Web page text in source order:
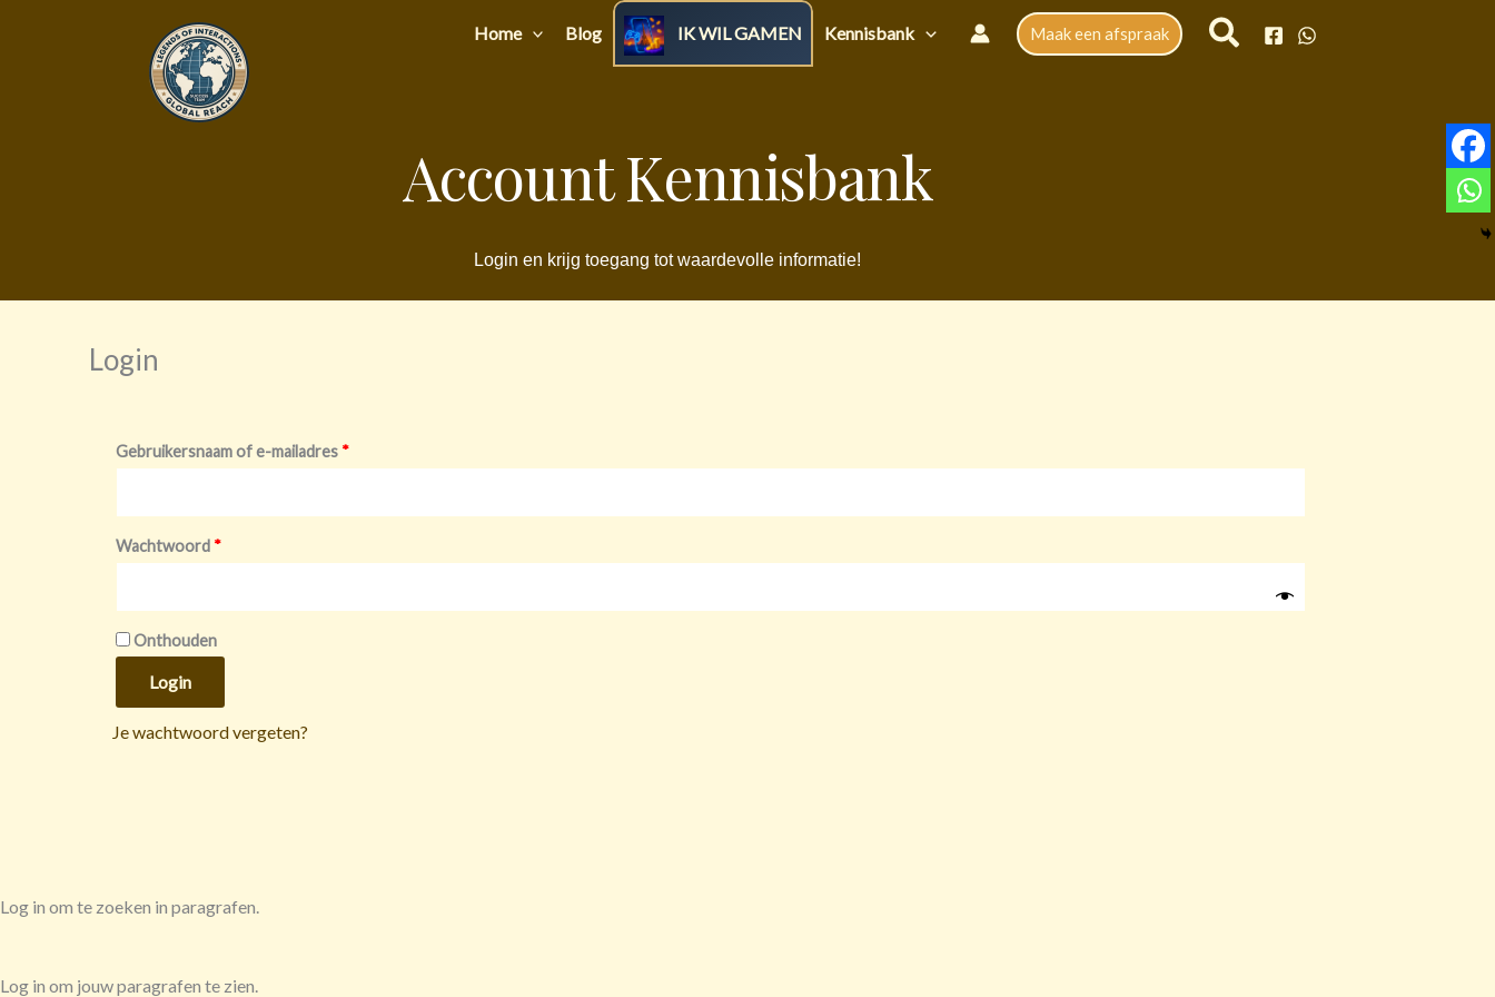
Home Blog IK WIL GAMEN Kennisbank Maak een afspraak
Account Kennisbank
Login en krijg toegang tot waardevolle informatie!
Login
Gebruikersnaam of e-mailadres *
Wachtwoord *
Onthouden
Login
Je wachtwoord vergeten?
Log in om te zoeken in paragrafen.
Log in om jouw paragrafen te zien.